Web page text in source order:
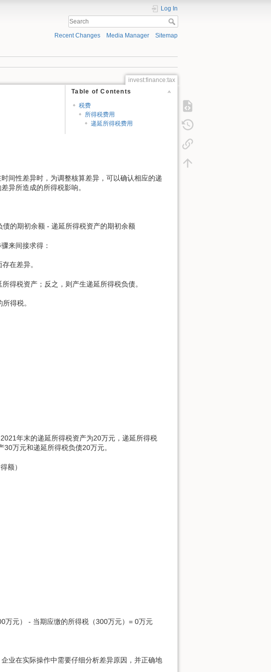
Log In
Recent Changes Media Manager Sitemap
invest:finance:tax
Table of Contents
税费
所得税费用
递延所得税费用
间性差异时，为调整核算差异，可以确认相应的递
异所造成的所得税影响。
的期初余额 - 递延所得税资产的期初余额
来间接求得：
在差异。
得税资产；反之，则产生递延所得税负债。
得税。
年末的递延所得税资产为20万元，递延所得税
万元和递延所得税负债20万元。
额）
万元） - 当期应缴的所得税（300万元）= 0万元
业在实际操作中需要仔细分析差异原因，并正确地